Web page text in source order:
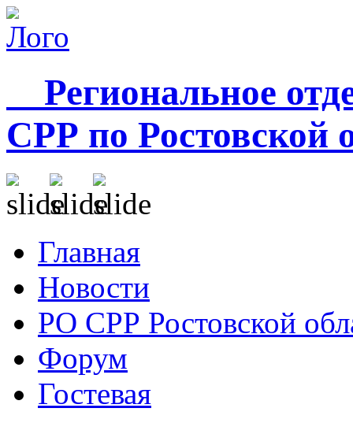
Региональное
СРР по Ростовской
Главная
Новости
РО СРР Ростовской
Форум
Гостевая